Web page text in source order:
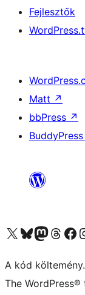
Fejlesztők
Matt ↗
bbPress ↗
BuddyPress
Visit our X (formerly Twitter) account
Visit our Bluesky account
Twitter
Visit our
A kód költemény.
The